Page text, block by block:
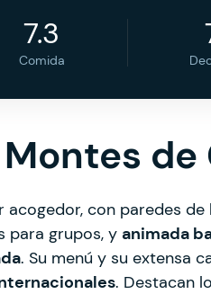
7.3
Comida
de
acogedor, con paredes
para grupos, y animada
. Su menú y su extensa
. Destacan